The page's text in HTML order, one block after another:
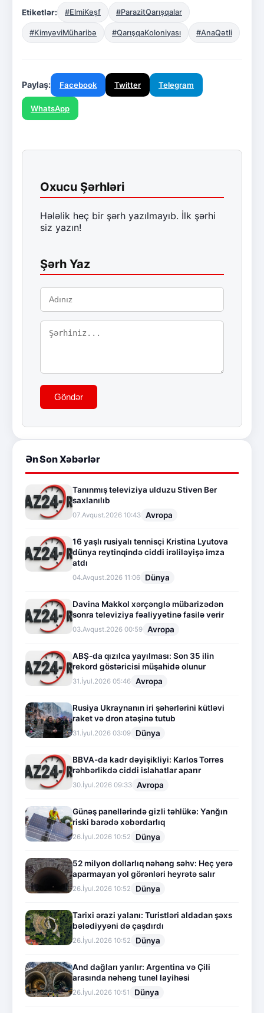
Etiketlər: #ElmiKəşf #ParazitQarışqalar
#KimyəviMüharibə #QarışqaKoloniyası #AnaQətli
Paylaş: Facebook Twitter Telegram
WhatsApp
Oxucu Şərhləri
Hələlik heç bir şərh yazılmayıb. İlk şərhi
siz yazın!
Şərh Yaz
Göndər
Ən Son Xəbərlər
Tanınmış televiziya ulduzu Stiven Ber
saxlanılıb
07.Avqust.2026 10:43 Avropa
16 yaşlı rusiyalı tennisçi Kristina Lyutova
dünya reytinqində ciddi irəliləyişə imza
atdı
04.Avqust.2026 11:06 Dünya
Davina Makkol xərçənglə mübarizədən
sonra televiziya fəaliyyətinə fasilə verir
03.Avqust.2026 00:59 Avropa
ABŞ-da qızılca yayılması: Son 35 ilin
rekord göstəricisi müşahidə olunur
31.İyul.2026 05:46 Avropa
Rusiya Ukraynanın iri şəhərlərini kütləvi
raket və dron atəşinə tutub
31.İyul.2026 03:09 Dünya
BBVA-da kadr dəyişikliyi: Karlos Torres
rəhbərlikdə ciddi islahatlar aparır
30.İyul.2026 09:33 Avropa
Günəş panellərində gizli təhlükə: Yanğın
riski barədə xəbərdarlıq
26.İyul.2026 10:52 Dünya
52 milyon dollarlıq nəhəng səhv: Heç yerə
aparmayan yol görənləri heyrətə salır
26.İyul.2026 10:52 Dünya
Tarixi ərazi yalanı: Turistləri aldadan şəxs
bələdiyyəni də çaşdırdı
26.İyul.2026 10:52 Dünya
And dağları yarılır: Argentina və Çili
arasında nəhəng tunel layihəsi
26.İyul.2026 10:51 Dünya